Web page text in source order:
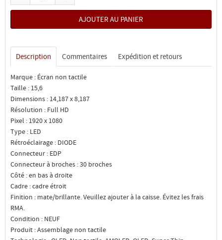
Description Commentaires Expédition et retours
Marque : Écran non tactile
Taille : 15,6
Dimensions : 14,187 x 8,187
Résolution : Full HD
Pixel : 1920 x 1080
Type : LED
Rétroéclairage : DIODE
Connecteur : EDP
Connecteur à broches : 30 broches
Côté : en bas à droite
Cadre : cadre étroit
Finition : mate/brillante. Veuillez ajouter à la caisse. Évitez les frais
RMA.
Condition : NEUF
Produit : Assemblage non tactile